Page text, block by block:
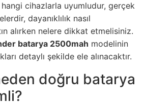
cihazlarla uyumludur, gerçek
dayanıklılık nasıl
alırken nelere dikkat etmelisiniz.
batarya 2500mah modelinin
detaylı şekilde ele alınacaktır.
doğru batarya